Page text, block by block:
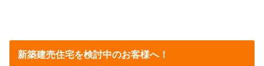
新築建売住宅を検討中のお客様へ！